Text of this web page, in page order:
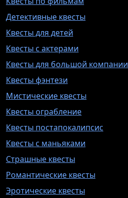
Детективные квесты
Квесты для детей
Квесты с актерами
Квесты для большой компании
Квесты фэнтези
Мистические квесты
Квесты ограбление
Квесты постапокалипсис
Квесты с маньяками
Страшные квесты
Романтические квесты
Эротические квесты